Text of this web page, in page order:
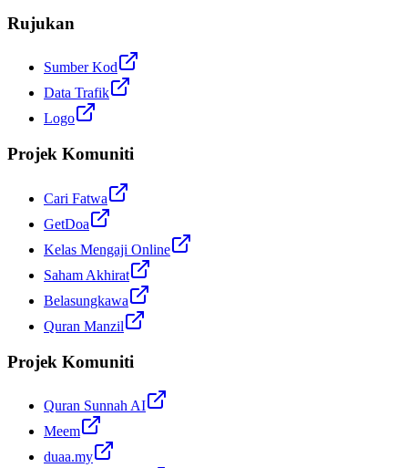
Rujukan
Sumber Kod
Data Trafik
Logo
Projek Komuniti
Cari Fatwa
GetDoa
Kelas Mengaji Online
Saham Akhirat
Belasungkawa
Quran Manzil
Projek Komuniti
Quran Sunnah AI
Meem
duaa.my